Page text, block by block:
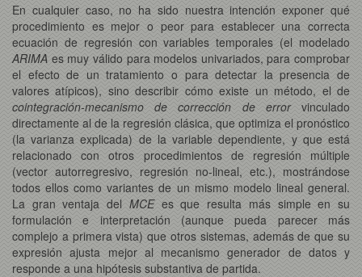
En cualquier caso, no ha sido nuestra intención exponer qué
procedimiento es mejor o peor para establecer una correcta
ecuación de regresión con variables temporales (el modelado
ARIMA es muy válido para modelos univariados, para comprobar
el efecto de un tratamiento o para detectar la presencia de
valores atípicos), sino describir cómo existe un método, el de
cointegración-mecanismo de corrección de errorvinculado
directamente al de la regresión clásica, que optimiza el pronóstico
(la varianza explicada) de la variable dependiente, y que está
relacionado con otros procedimientos de regresión múltiple
(vector autorregresivo, regresión no-lineal, etc.), mostrándose
todos ellos como variantes de un mismo modelo lineal general.
La gran ventaja del MCEes que resulta más simple en su
formulación e interpretación (aunque pueda parecer más
complejo a primera vista) que otros sistemas, además de que su
expresión ajusta mejor al mecanismo generador de datos y
responde a una hipótesis substantiva de partida.